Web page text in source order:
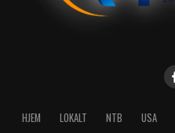
HJEM LOKALT NTB USA